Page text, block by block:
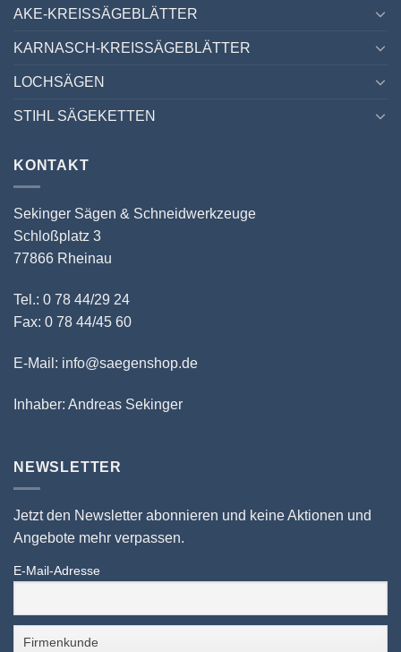
AKE-KREISSÄGEBLÄTTER
KARNASCH-KREISSÄGEBLÄTTER
LOCHSÄGEN
STIHL SÄGEKETTEN
KONTAKT
Sekinger Sägen & Schneidwerkzeuge
Schloßplatz 3
77866 Rheinau
Tel.: 0 78 44/29 24
Fax: 0 78 44/45 60
E-Mail: info@saegenshop.de
Inhaber: Andreas Sekinger
NEWSLETTER
Jetzt den Newsletter abonnieren und keine Aktionen und
Angebote mehr verpassen.
E-Mail-Adresse